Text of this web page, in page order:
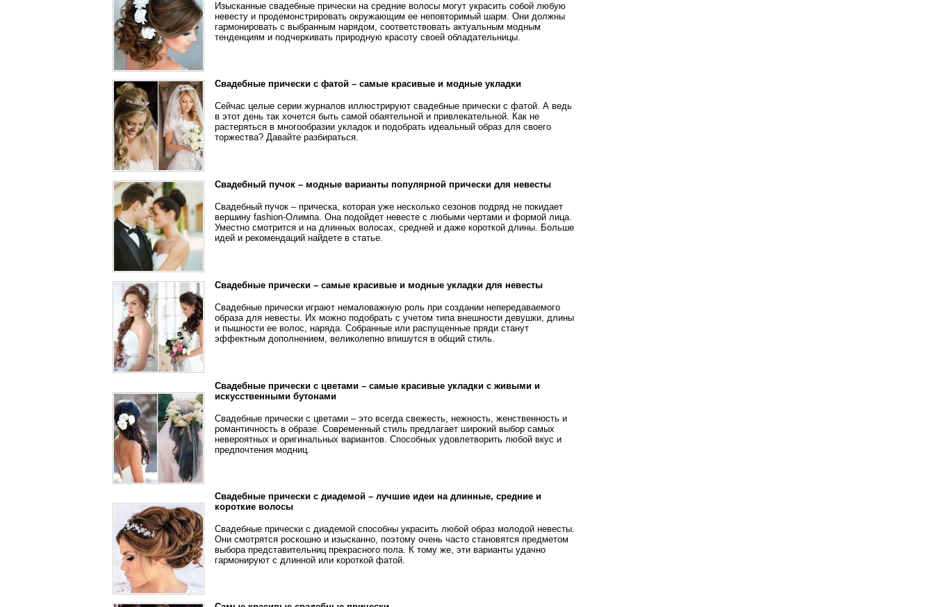
Изысканные свадебные прически на средние волосы могут украсить собой любую
невесту и продемонстрировать окружающим ее неповторимый шарм. Они должны
гармонировать с выбранным нарядом, соответствовать актуальным модным
тенденциям и подчеркивать природную красоту своей обладательницы.
Свадебные прически с фатой – самые красивые и модные укладки
Сейчас целые серии журналов иллюстрируют свадебные прически с фатой. А ведь
в этот день так хочется быть самой обаятельной и привлекательной. Как не
растеряться в многообразии укладок и подобрать идеальный образ для своего
торжества? Давайте разбираться.
Свадебный пучок – модные варианты популярной прически для невесты
Свадебный пучок – прическа, которая уже несколько сезонов подряд не покидает
вершину fashion-Олимпа. Она подойдет невесте с любыми чертами и формой лица.
Уместно смотрится и на длинных волосах, средней и даже короткой длины. Больше
идей и рекомендаций найдете в статье.
Свадебные прически – самые красивые и модные укладки для невесты
Свадебные прически играют немаловажную роль при создании непередаваемого
образа для невесты. Их можно подобрать с учетом типа внешности девушки, длины
и пышности ее волос, наряда. Собранные или распущенные пряди станут
эффектным дополнением, великолепно впишутся в общий стиль.
Свадебные прически с цветами – самые красивые укладки с живыми и
искусственными бутонами
Свадебные прически с цветами – это всегда свежесть, нежность, женственность и
романтичность в образе. Современный стиль предлагает широкий выбор самых
невероятных и оригинальных вариантов. Способных удовлетворить любой вкус и
предпочтения модниц.
Свадебные прически с диадемой – лучшие идеи на длинные, средние и
короткие волосы
Свадебные прически с диадемой способны украсить любой образ молодой невесты.
Они смотрятся роскошно и изысканно, поэтому очень часто становятся предметом
выбора представительниц прекрасного пола. К тому же, эти варианты удачно
гармонируют с длинной или короткой фатой.